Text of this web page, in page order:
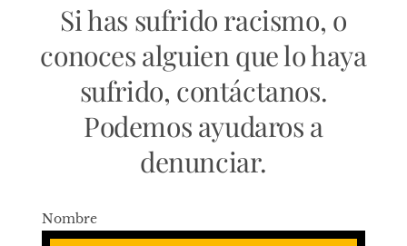
Si has sufrido racismo, o
conoces alguien que lo haya
sufrido, contáctanos.
Podemos ayudaros a
denunciar.
Nombre